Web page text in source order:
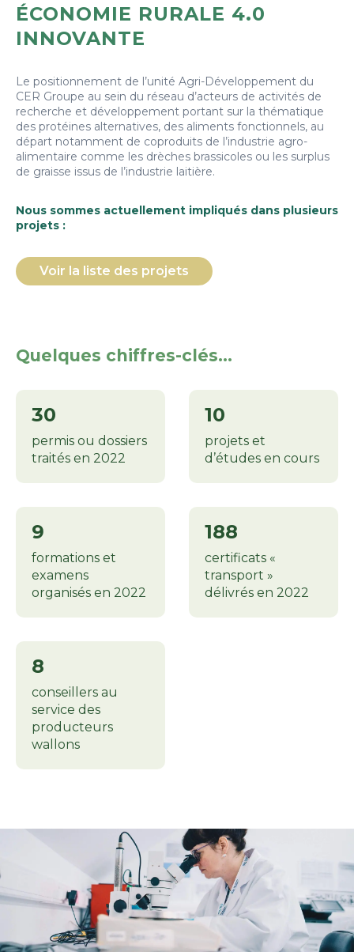
ÉCONOMIE RURALE 4.0
INNOVANTE
Le positionnement de l’unité Agri-Développement du
CER Groupe au sein du réseau d’acteurs de activités de
recherche et développement portant sur la thématique
des protéines alternatives, des aliments fonctionnels, au
départ notamment de coproduits de l’industrie agro-
alimentaire comme les drèches brassicoles ou les surplus
de graisse issus de l’industrie laitière.
Nous sommes actuellement impliqués dans plusieurs
projets :
Voir la liste des projets
Quelques chiffres-clés...
30
permis ou dossiers
traités en 2022
10
projets et
d’études en cours
9
formations et
examens
organisés en 2022
188
certificats «
transport »
délivrés en 2022
8
conseillers au
service des
producteurs
wallons